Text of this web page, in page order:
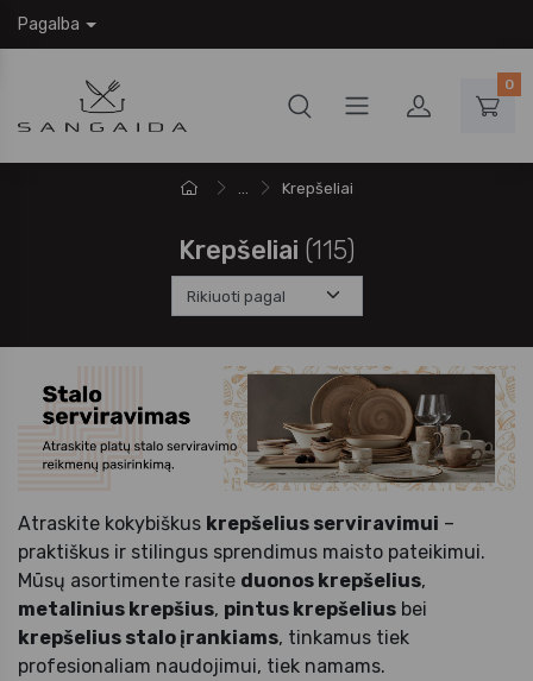
Pagalba
0
... Krepšeliai
Krepšeliai (115)
Atraskite kokybiškus krepšelius serviravimui –
praktiškus ir stilingus sprendimus maisto pateikimui.
Mūsų asortimente rasite duonos krepšelius,
metalinius krepšius, pintus krepšelius bei
krepšelius stalo įrankiams, tinkamus tiek
profesionaliam naudojimui, tiek namams.